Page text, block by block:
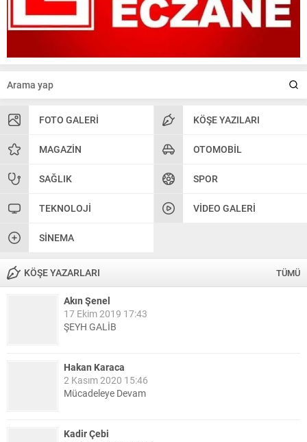
FOTO GALERI KÖŞE YAZILARI
MAGAZIN OTOMOBIL
SAĞLIK SPOR
TEKNOLOJI VIDEO GALERI
SINEMA
KÖŞE YAZARLARI TÜMÜ
Akın Şenel
17 Ekim 2019 17:43
ŞEYH GALİB
Hakan Karaca
2 Kasım 2020 15:46
Mücadeleye Devam
Kadir Çebi